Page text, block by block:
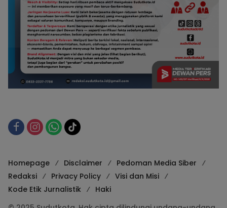
Homepage Disclaimer
Pedoman Media Siber
Redaksi
Privacy Policy
Visi dan Misi
Kode Etik Jurnalistik
Haki